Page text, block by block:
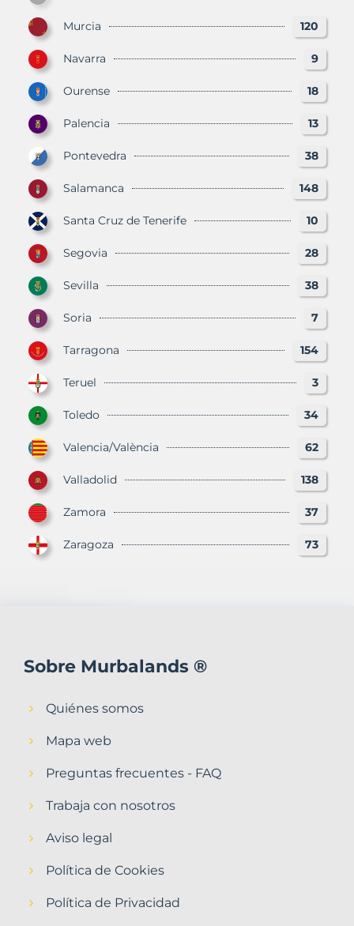
Murcia 120
Navarra 9
Ourense 18
Palencia 13
Pontevedra 38
Salamanca 148
Santa Cruz de Tenerife 10
Segovia 28
Sevilla 38
Soria 7
Tarragona 154
Teruel 3
Toledo 34
Valencia/València 62
Valladolid 138
Zamora 37
Zaragoza 73
Sobre Murbalands ®
Quiénes somos
Mapa web
Preguntas frecuentes - FAQ
Trabaja con nosotros
Aviso legal
Política de Cookies
Política de Privacidad